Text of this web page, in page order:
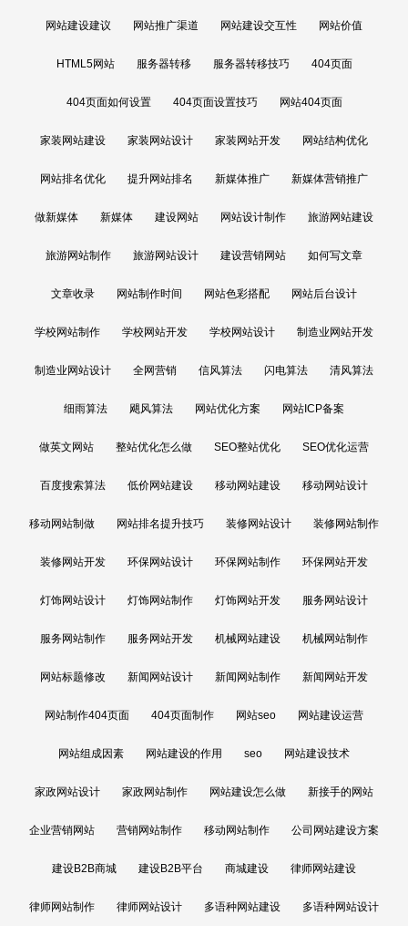
网站建设建议 网站推广渠道 网站建设交互性 网站价值
HTML5网站 服务器转移 服务器转移技巧 404页面
404页面如何设置 404页面设置技巧 网站404页面
家装网站建设 家装网站设计 家装网站开发 网站结构优化
网站排名优化 提升网站排名 新媒体推广 新媒体营销推广
做新媒体 新媒体 建设网站 网站设计制作 旅游网站建设
旅游网站制作 旅游网站设计 建设营销网站 如何写文章
文章收录 网站制作时间 网站色彩搭配 网站后台设计
学校网站制作 学校网站开发 学校网站设计 制造业网站开发
制造业网站设计 全网营销 信风算法 闪电算法 清风算法
细雨算法 飓风算法 网站优化方案 网站ICP备案
做英文网站 整站优化怎么做 SEO整站优化 SEO优化运营
百度搜索算法 低价网站建设 移动网站建设 移动网站设计
移动网站制做 网站排名提升技巧 装修网站设计 装修网站制作
装修网站开发 环保网站设计 环保网站制作 环保网站开发
灯饰网站设计 灯饰网站制作 灯饰网站开发 服务网站设计
服务网站制作 服务网站开发 机械网站建设 机械网站制作
网站标题修改 新闻网站设计 新闻网站制作 新闻网站开发
网站制作404页面 404页面制作 网站seo 网站建设运营
网站组成因素 网站建设的作用 seo 网站建设技术
家政网站设计 家政网站制作 网站建设怎么做 新接手的网站
企业营销网站 营销网站制作 移动网站制作 公司网站建设方案
建设B2B商城 建设B2B平台 商城建设 律师网站建设
律师网站制作 律师网站设计 多语种网站建设 多语种网站设计